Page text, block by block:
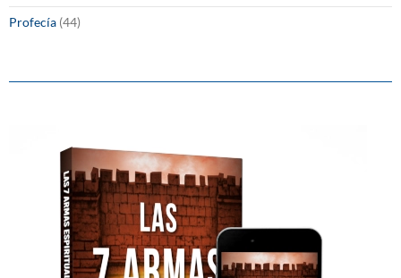
Profecía (44)